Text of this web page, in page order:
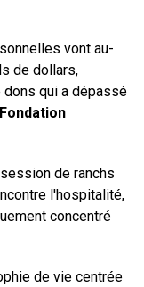
vont au-
de dollars,
qui a dépassé
Fondation
de ranchs
l'hospitalité,
concentré
de vie centrée